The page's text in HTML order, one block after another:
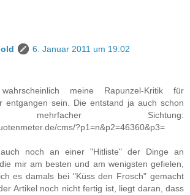
6. Januar 2011 um 19:02
meine Rapunzel-Kritik für
entgangen sein. Die entstand ja auch schon
Sichtung:
cms/?p1=n&p2=46360&p3=
noch an einer "Hitliste" der Dinge an
mir am besten und am wenigsten gefielen,
es damals bei "Küss den Frosch" gemacht
Artikel noch nicht fertig ist, liegt daran, dass